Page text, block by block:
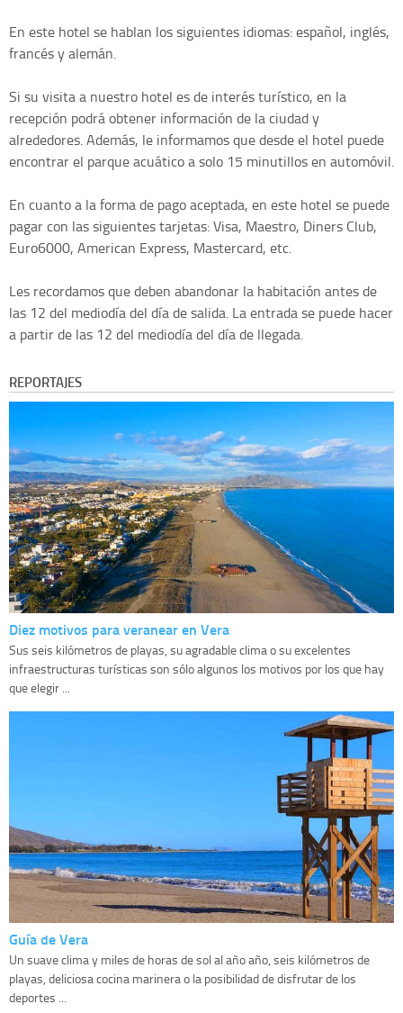
En este hotel se hablan los siguientes idiomas: español, inglés,
francés y alemán.
Si su visita a nuestro hotel es de interés turístico, en la
recepción podrá obtener información de la ciudad y
alrededores. Además, le informamos que desde el hotel puede
encontrar el parque acuático a solo 15 minutillos en automóvil.
En cuanto a la forma de pago aceptada, en este hotel se puede
pagar con las siguientes tarjetas: Visa, Maestro, Diners Club,
Euro6000, American Express, Mastercard, etc.
Les recordamos que deben abandonar la habitación antes de
las 12 del mediodía del día de salida. La entrada se puede hacer
a partir de las 12 del mediodía del día de llegada.
REPORTAJES
Diez motivos para veranear en Vera
Sus seis kilómetros de playas, su agradable clima o su excelentes
infraestructuras turísticas son sólo algunos los motivos por los que hay
que elegir ...
Guía de Vera
Un suave clima y miles de horas de sol al año año, seis kilómetros de
playas, deliciosa cocina marinera o la posibilidad de disfrutar de los
deportes ...